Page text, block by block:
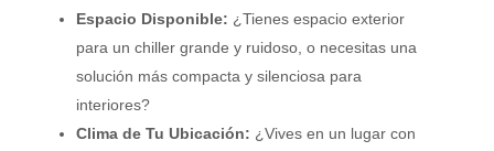
Espacio Disponible: ¿Tienes espacio exterior
para un chiller grande y ruidoso, o necesitas una
solución más compacta y silenciosa para
interiores?
Clima de Tu Ubicación: ¿Vives en un lugar con